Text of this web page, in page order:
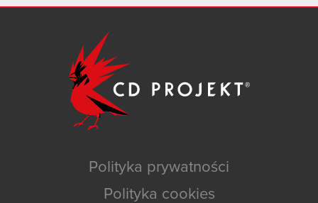
Polityka prywatności
Polityka cookies